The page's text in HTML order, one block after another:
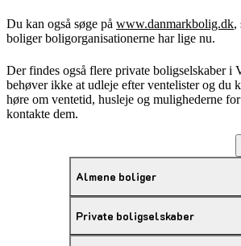
Du kan også søge på www.danmarkbolig.dk,
boliger boligorganisationerne har lige nu.
Der findes også flere private boligselskaber i
behøver ikke at udleje efter ventelister og du
høre om ventetid, husleje og mulighederne
kontakte dem.
Almene boliger
Private boligselskaber